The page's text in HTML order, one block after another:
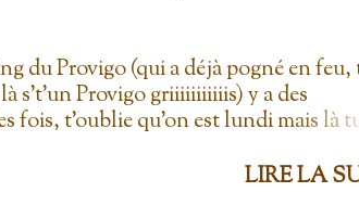
du Provigo (qui a déjà pogné en feu,
s't'un Provigo griiiiiiiiiiis) y a des
fois, t'oublie qu'on est lundi mais là
du Provigo: si tu te rends à la
LIRE LA